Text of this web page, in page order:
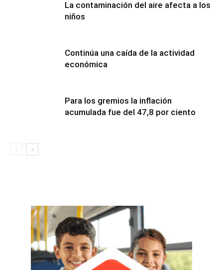
La contaminación del aire afecta a los
niños
Continúa una caída de la actividad
económica
Para los gremios la inflación
acumulada fue del 47,8 por ciento